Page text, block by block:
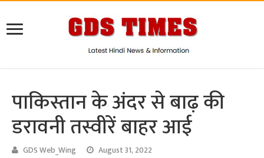
पाकिस्तान के अंदर से बाढ़ की
डरावनी तस्वीरें बाहर आई
GDS Web_Wing August 31, 2022